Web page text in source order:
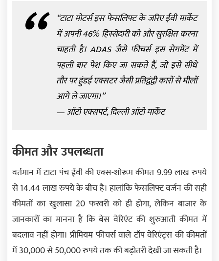
“टाटा मोटर्स इस फेसलिफ्ट के जरिए ईवी मार्केट
में अपनी 46% हिस्सेदारी को और सुरक्षित करना
चाहती है। ADAS जैसे फीचर्स इस सेगमेंट में
पहली बार पेश किए जा सकते हैं, जो इसे सीधे
तौर पर हुंडई एक्सटर जैसी प्रतिद्वंद्वी कारों से मीलों
आगे ले जाएगा।”
— ऑटो एक्सपर्ट, दिल्ली ऑटो मार्केट
कीमत और उपलब्धता
वर्तमान में टाटा पंच ईवी की एक्स-शोरूम कीमत 9.99 लाख रुपये
से 14.44 लाख रुपये के बीच है। हालांकि फेसलिफ्ट वर्जन की सही
कीमतों का खुलासा 20 फरवरी को ही होगा, लेकिन बाजार के
जानकारों का मानना है कि बेस वेरिएंट की शुरुआती कीमत में
बदलाव नहीं होगा। प्रीमियम फीचर्स वाले टॉप वेरिएंट्स की कीमतों
में 30,000 से 50,000 रुपये तक की बढ़ोतरी देखी जा सकती है।